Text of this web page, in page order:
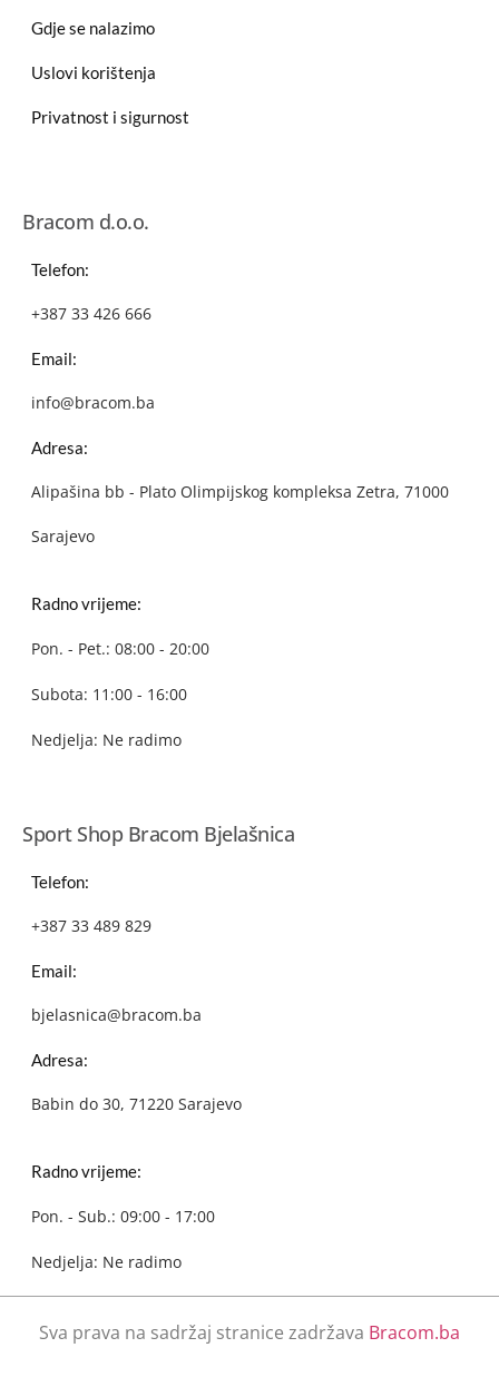
Gdje se nalazimo
Uslovi korištenja
Privatnost i sigurnost
Bracom d.o.o.
Telefon:
+387 33 426 666
Email:
info@bracom.ba
Adresa:
Alipašina bb - Plato Olimpijskog kompleksa Zetra, 71000
Sarajevo
Radno vrijeme:
Pon. - Pet.: 08:00 - 20:00
Subota: 11:00 - 16:00
Nedjelja: Ne radimo
Sport Shop Bracom Bjelašnica
Telefon:
+387 33 489 829
Email:
bjelasnica@bracom.ba
Adresa:
Babin do 30, 71220 Sarajevo
Radno vrijeme:
Pon. - Sub.: 09:00 - 17:00
Nedjelja: Ne radimo
Sva prava na sadržaj stranice zadržava Bracom.ba